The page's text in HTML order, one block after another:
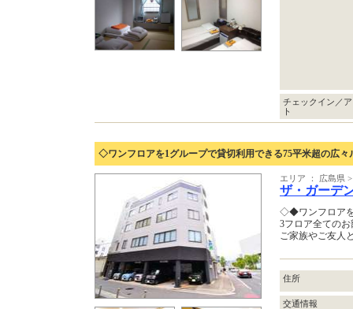
チェックイン／
ト
◇ワンフロアを1グループで貸切利用できる75平米超の広
エリア ： 広島県
ザ・ガーデ
◇◆ワンフロア
3フロア全ての
ご家族やご友人
住所
交通情報